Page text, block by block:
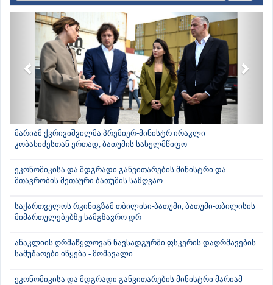
Previous
მარიამ ქვრივიშვილმა პრემიერ-მინისტრ ირაკლი
კობახიძესთან ერთად, ბათუმის სახელმწიფო
ეკონომიკისა და მდგრადი განვითარების მინისტრი და
მთავრობის მეთაური ბათუმის საზღვაო
საქართველოს რკინიგზამ თბილისი-ბათუმი, ბათუმი-თბილისის
მიმართულებებზე სამგზავრო დრ
ანაკლიის ღრმაწყლოვან ნავსადგურში ფსკერის დაღრმავების
სამუშაოები იწყება - მომავალი
ეკონომიკისა და მდგრადი განვითარების მინისტრი მარიამ